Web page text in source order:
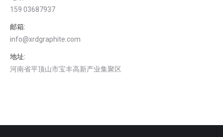
159 03687937
邮箱:
info@xrdgraphite.com
地址:
河南省平顶山市宝丰高新产业集聚区